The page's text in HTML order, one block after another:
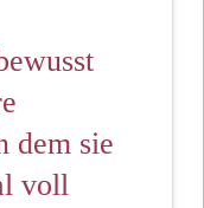
dem sie
voll